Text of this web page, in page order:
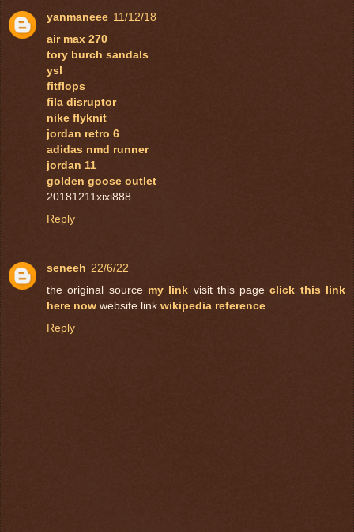
yanmaneee 11/12/18
air max 270
tory burch sandals
ysl
fitflops
fila disruptor
nike flyknit
jordan retro 6
adidas nmd runner
jordan 11
golden goose outlet
20181211xixi888
Reply
seneeh 22/6/22
the original source my link visit this pageclick this link
here now website link wikipedia reference
Reply